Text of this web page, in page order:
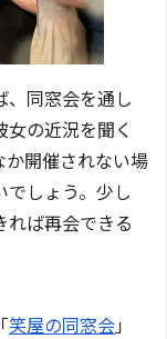
、同窓会を通し
の近況を聞く
開催されない場
しょう。少し
れば再会できる
笑屋の同窓会」